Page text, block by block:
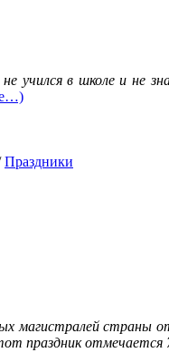
учился в школе и не
Праздники
магистралей
праздник отмечается